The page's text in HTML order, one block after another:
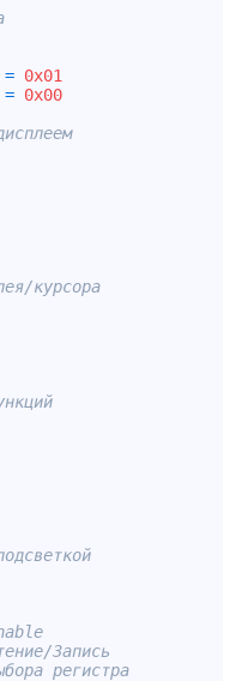
= 0x01
= 0x00
курсора
Запись
регистра